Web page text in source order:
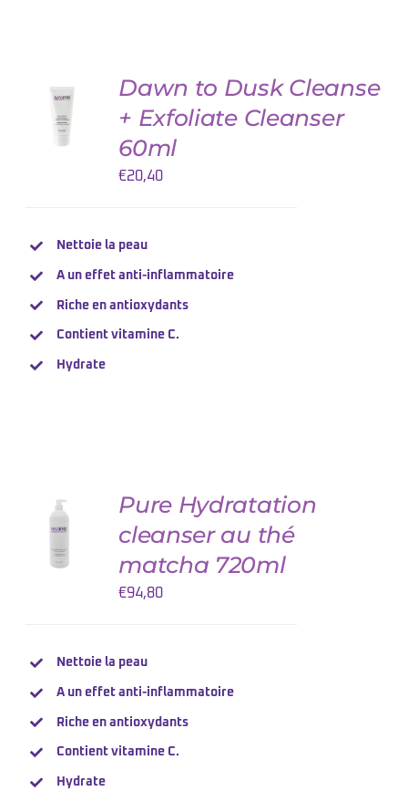
AU
PANIER
Dawn to Dusk Cleanse
+ Exfoliate Cleanser
60ml
€20,40
Nettoie la peau
A un effet anti-inflammatoire
Riche en antioxydants
ContientvitamineC.
Hydrate
AJOUTER
AU
/
Pure Hydratation
cleanser au thé
matcha 720ml
€94,80
Nettoie la peau
A un effet anti-inflammatoire
Riche en antioxydants
ContientvitamineC.
Hydrate